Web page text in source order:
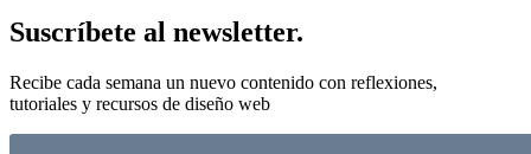
Suscríbete al newsletter.
Recibe cada semana un nuevo contenido con reflexiones,
tutoriales y recursos de diseño web